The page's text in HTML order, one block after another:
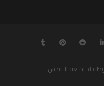
لجامـعة الـقدس.